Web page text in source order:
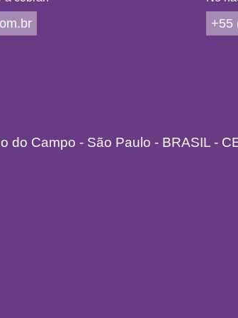
en suelos arenosos. Aparece con más
visión de la vida, se vuelven más seguros,
subliman- do la materia. El bloqueo de esta
la isquemia cerebral.
+55
do Campo - São Paulo - BRASIL -